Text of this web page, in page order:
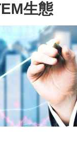
生態